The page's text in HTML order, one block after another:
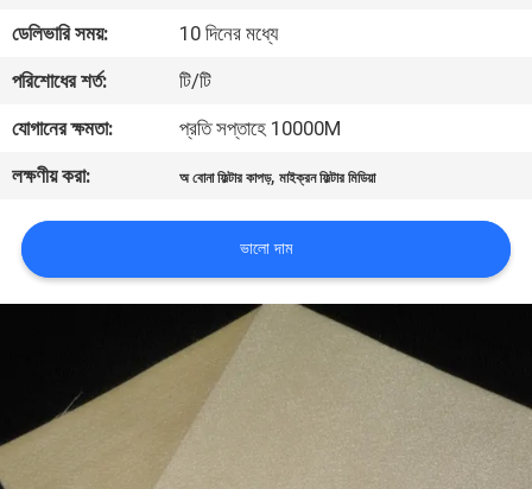
আমাদের
সাথে
যোগাযোগ
করুন
উদ্ধৃতির
জন্য
আবেদন
ম্যাপ
ডেলিভারি সময়:
10 দিনের মধ্যে
পরিশোধের শর্ত:
টি/টি
যোগানের ক্ষমতা:
প্রতি সপ্তাহে 10000M
লক্ষণীয় করা:
অ বোনা ফিল্টার কাপড়,মাইক্রন ফিল্টার মিডিয়া
ভালো দাম